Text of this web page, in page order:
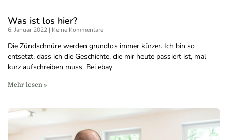
Was ist los hier?
6. Januar 2022 Keine Kommentare
Die Zündschnüre werden grundlos immer kürzer. Ich bin so
entsetzt, dass ich die Geschichte, die mir heute passiert ist, mal
kurz aufschreiben muss. Bei ebay
Mehr lesen »